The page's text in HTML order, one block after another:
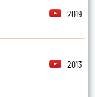
2019
2013